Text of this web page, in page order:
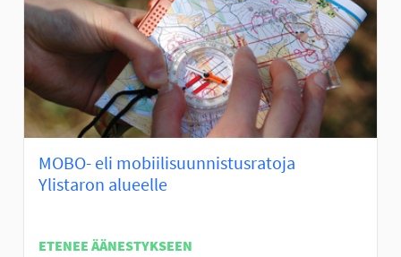
MOBO- eli mobiilisuunnistusratoja
Ylistaron alueelle
ETENEE ÄÄNESTYKSEEN